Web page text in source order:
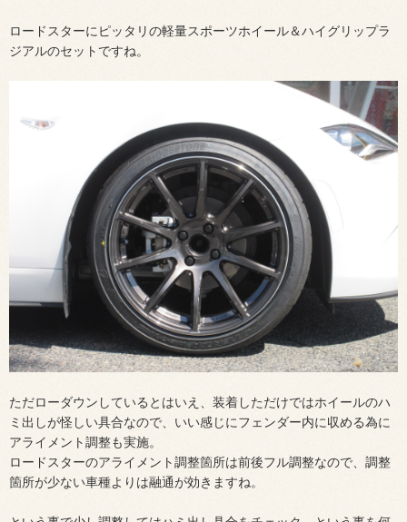
ロードスターにピッタリの軽量スポーツホイール＆ハイグリップラ
ジアルのセットですね。
ただローダウンしているとはいえ、装着しただけではホイールのハ
ミ出しが怪しい具合なので、いい感じにフェンダー内に収める為に
アライメント調整も実施。
ロードスターのアライメント調整箇所は前後フル調整なので、調整
箇所が少ない車種よりは融通が効きますね。